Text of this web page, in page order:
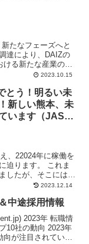
たなフェーズへと
達により、DAIZの
ける新たな産業の振
2023.10.15
とう！明るい未
新しい熊本、未
います（JASM
、22024年に稼働を
迫ります。 これま
したが、そこにはま
2023.12.14
中途採用情報
2023年 転職情
10社の動向 2023年
向が注目されていま